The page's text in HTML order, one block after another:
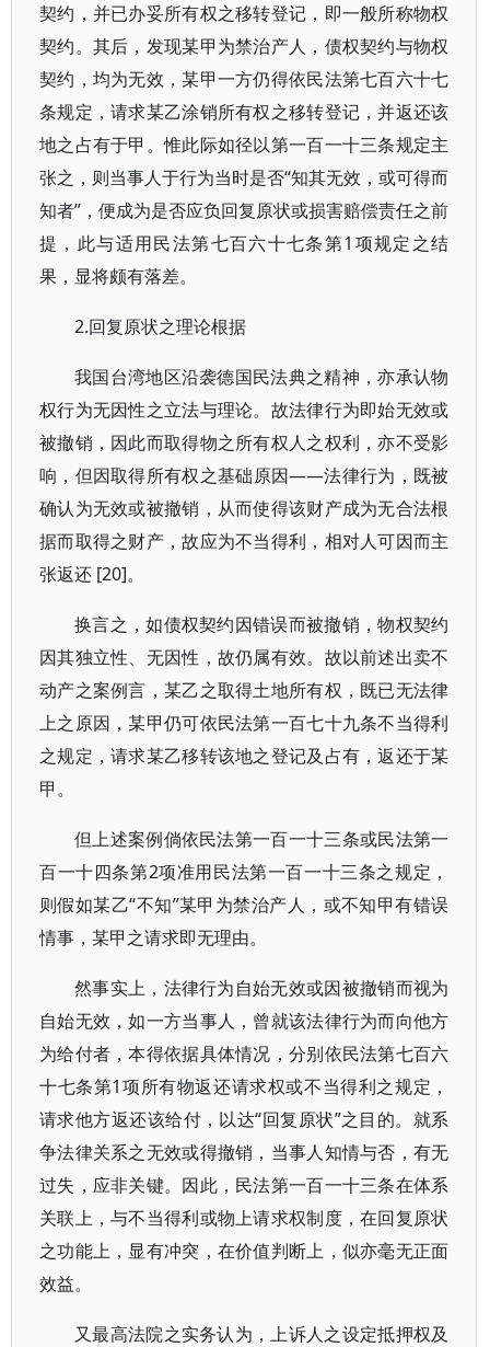
契约，并已办妥所有权之移转登记，即一般所称物权
契约。其后，发现某甲为禁治产人，债权契约与物权
契约，均为无效，某甲一方仍得依民法第七百六十七
条规定，请求某乙涂销所有权之移转登记，并返还该
地之占有于甲。惟此际如径以第一百一十三条规定主
张之，则当事人于行为当时是否“知其无效，或可得而
知者”，便成为是否应负回复原状或损害赔偿责任之前
提，此与适用民法第七百六十七条第1项规定之结
果，显将颇有落差。
2.回复原状之理论根据
我国台湾地区沿袭德国民法典之精神，亦承认物
权行为无因性之立法与理论。故法律行为即始无效或
被撤销，因此而取得物之所有权人之权利，亦不受影
响，但因取得所有权之基础原因——法律行为，既被
确认为无效或被撤销，从而使得该财产成为无合法根
据而取得之财产，故应为不当得利，相对人可因而主
张返还 [20]。
换言之，如债权契约因错误而被撤销，物权契约
因其独立性、无因性，故仍属有效。故以前述出卖不
动产之案例言，某乙之取得土地所有权，既已无法律
上之原因，某甲仍可依民法第一百七十九条不当得利
之规定，请求某乙移转该地之登记及占有，返还于某
甲。
但上述案例倘依民法第一百一十三条或民法第一
百一十四条第2项准用民法第一百一十三条之规定，
则假如某乙“不知”某甲为禁治产人，或不知甲有错误
情事，某甲之请求即无理由。
然事实上，法律行为自始无效或因被撤销而视为
自始无效，如一方当事人，曾就该法律行为而向他方
为给付者，本得依据具体情况，分别依民法第七百六
十七条第1项所有物返还请求权或不当得利之规定，
请求他方返还该给付，以达“回复原状”之目的。就系
争法律关系之无效或得撤销，当事人知情与否，有无
过失，应非关键。因此，民法第一百一十三条在体系
关联上，与不当得利或物上请求权制度，在回复原状
之功能上，显有冲突，在价值判断上，似亦毫无正面
效益。
又最高法院之实务认为，上诉人之设定抵押权及